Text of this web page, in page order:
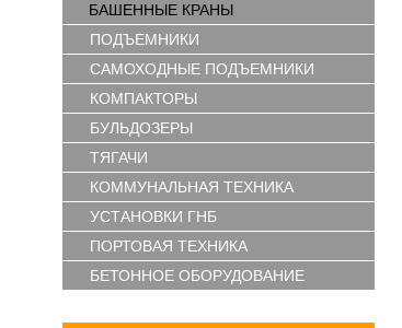
БАШЕННЫЕ КРАНЫ
ПОДЪЕМНИКИ
САМОХОДНЫЕ ПОДЪЕМНИКИ
КОМПАКТОРЫ
БУЛЬДОЗЕРЫ
ТЯГАЧИ
КОММУНАЛЬНАЯ ТЕХНИКА
УСТАНОВКИ ГНБ
ПОРТОВАЯ ТЕХНИКА
БЕТОННОЕ ОБОРУДОВАНИЕ